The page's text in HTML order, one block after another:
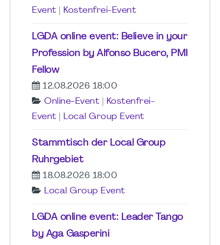
Event
Kostenfrei-Event
LGDA online event: Believe in your
Profession by Alfonso Bucero, PMI
Fellow
12.08.2026 18:00
Online-Event
Kostenfrei-
Event
Local Group Event
Stammtisch der Local Group
Ruhrgebiet
18.08.2026 18:00
Local Group Event
LGDA online event: Leader Tango
by Aga Gasperini